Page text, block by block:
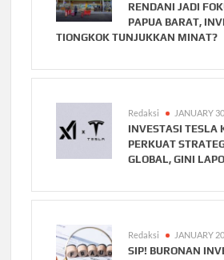
RENDANI JADI
PAPUA BARAT,
TIONGKOK TUNJUKKAN MINAT?
Redaksi JANUARY
INVESTASI TESLA
PERKUAT
GLOBAL, GINI
Redaksi JANUARY
SIP! BURONAN